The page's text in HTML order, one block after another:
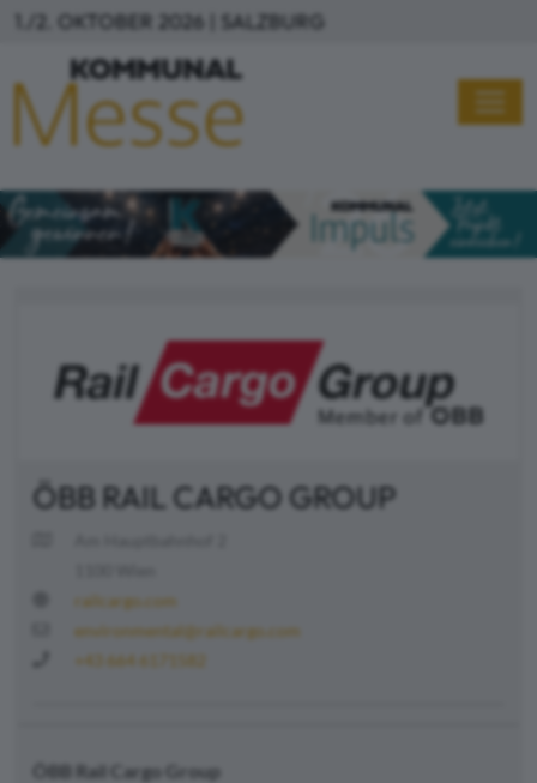
Direkt zum Inhalt
1./2. OKTOBER 2026 | SALZBURG
ÖBB RAIL CARGO GROUP
railcargo.com
environmental@railcargo.com
+43 664 6171582
ÖBB Rail Cargo Group